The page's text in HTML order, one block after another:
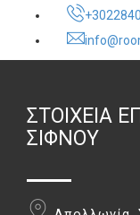
ΣΤΟΙΧΕΊΑ
ΣΊΦΝΟΥ